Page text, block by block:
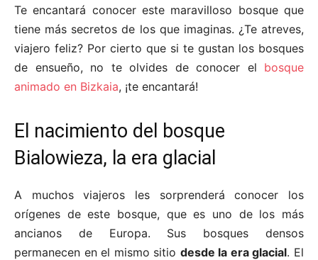
Te encantará conocer este maravilloso bosque que
tiene más secretos de los que imaginas. ¿Te atreves,
viajero feliz? Por cierto que si te gustan los bosques
de ensueño, no te olvides de conocer el bosque
animado en Bizkaia, ¡te encantará!
El nacimiento del bosque
Bialowieza, la era glacial
A muchos viajeros les sorprenderá conocer los
orígenes de este bosque, que es uno de los más
ancianos de Europa. Sus bosques densos
permanecen en el mismo sitio desde la era glacial. El